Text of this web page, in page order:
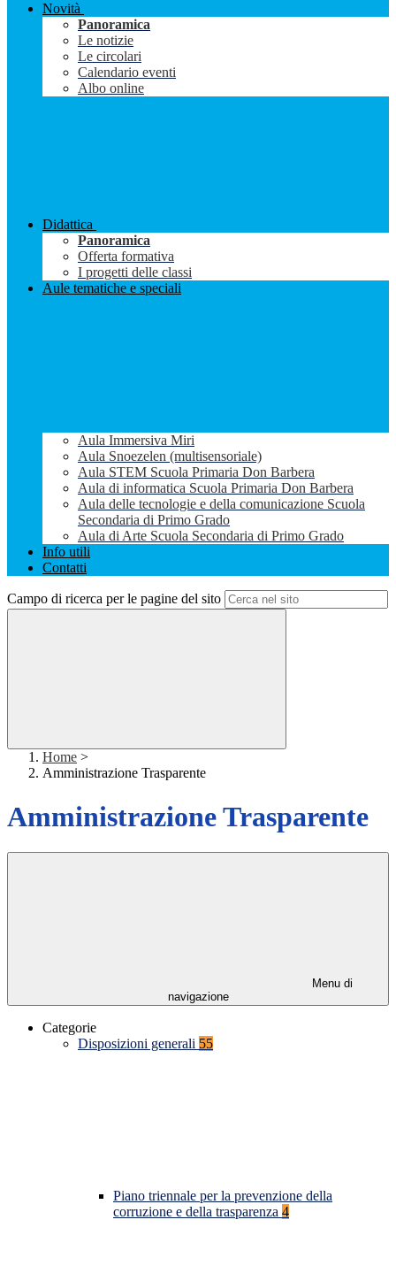
Novità
Panoramica
Le notizie
Le circolari
Calendario eventi
Albo online
Didattica
Panoramica
Offerta formativa
I progetti delle classi
Aule tematiche e speciali
Aula Immersiva Miri
Aula Snoezelen (multisensoriale)
Aula STEM Scuola Primaria Don Barbera
Aula di informatica Scuola Primaria Don Barbera
Aula delle tecnologie e della comunicazione Scuola
Secondaria di Primo Grado
Aula di Arte Scuola Secondaria di Primo Grado
Info utili
Contatti
Campo di ricerca per le pagine del sito
Home >
Amministrazione Trasparente
Amministrazione Trasparente
Menu di
navigazione
Categorie
Disposizioni generali 55
Piano triennale per la prevenzione della
corruzione e della trasparenza 4